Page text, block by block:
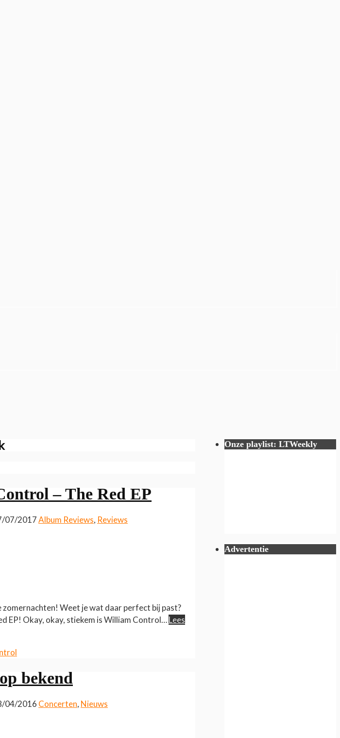
– The Red EP
07/2017Album Reviews, Reviews
Weet je wat daar perfect bij past?
EP! Okay, okay, stiekem is William Control…Lees
bekend
04/2016 Concerten, Nieuws
Onze playlist: LTWeekly
Advertentie